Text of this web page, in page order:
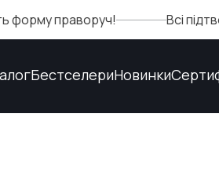
праворуч! Всі
БестселериНовинки